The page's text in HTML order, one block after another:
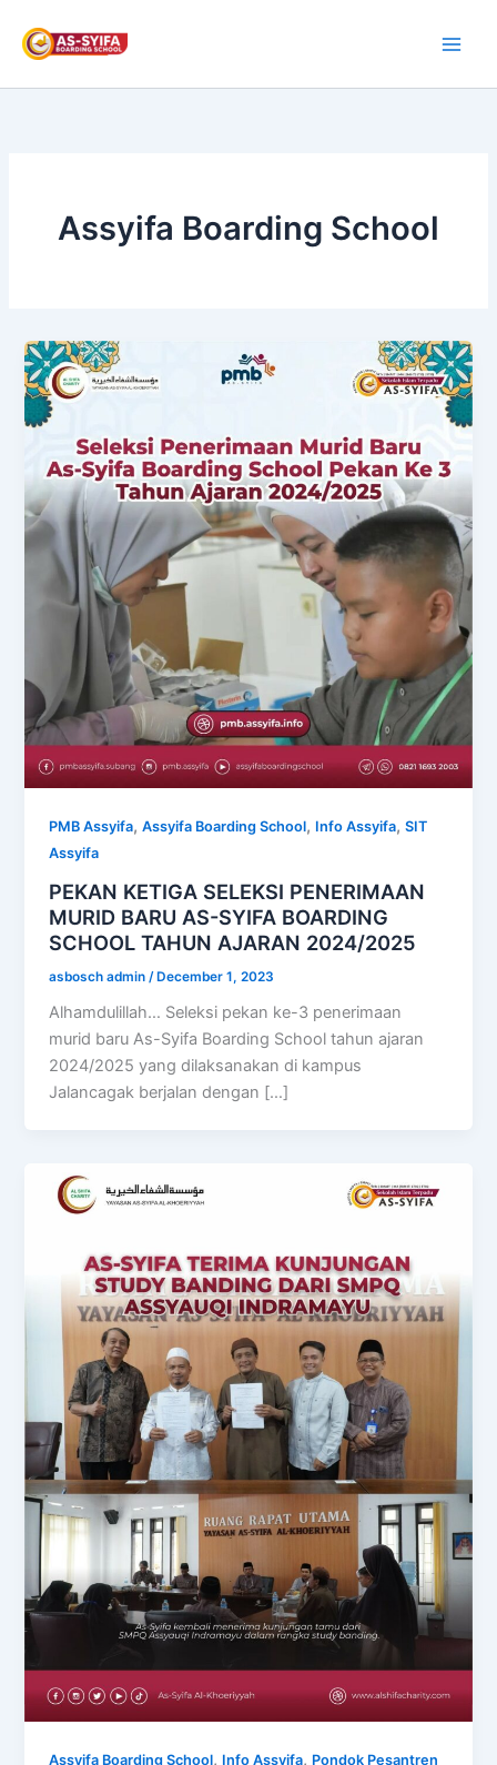
content
Assyifa Boarding School
PMB Assyifa,Assyifa Boarding School, Info Assyifa,SIT
Assyifa
PEKAN KETIGA SELEKSI PENERIMAAN
MURID BARU AS-SYIFA BOARDING
SCHOOL TAHUN AJARAN 2024/2025
asbosch admin /December 1, 2023
Alhamdulillah… Seleksi pekan ke-3 penerimaan
murid baru As-Syifa Boarding School tahun ajaran
2024/2025 yang dilaksanakan di kampus
Jalancagak berjalan dengan […]
Assyifa Boarding School, Info Assyifa, Pondok Pesantren